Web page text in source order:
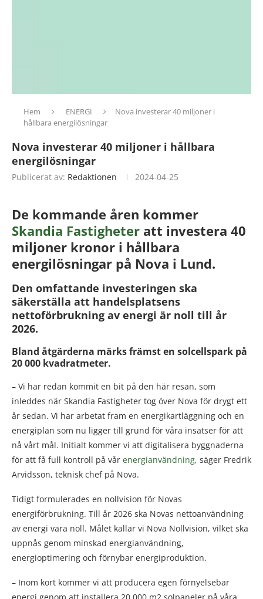
Hem ENERGI
Nova investerar 40 miljoner i
hållbara energilösningar
Nova investerar 40 miljoner i hållbara
energilösningar
Publicerat av: Redaktionen 2024-04-25
De kommande åren kommer
Skandia Fastigheter att investera 40
miljoner kronor i hållbara
energilösningar på Nova i Lund.
Den omfattande investeringen ska
säkerställa att handelsplatsens
nettoförbrukning av energi är noll till år
2026.
Bland åtgärderna märks främst en solcellspark på
20 000 kvadratmeter.
– Vi har redan kommit en bit på den här resan, som
inleddes när Skandia Fastigheter tog över Nova för drygt ett
år sedan. Vi har arbetat fram en energikartläggning och en
energiplan som nu ligger till grund för våra insatser för att
nå vårt mål. Initialt kommer vi att digitalisera byggnaderna
för att få full kontroll på vår energianvändning, säger Fredrik
Arvidsson, teknisk chef på Nova.
Tidigt formulerades en nollvision för Novas
energiförbrukning. Till år 2026 ska Novas nettoanvändning
av energi vara noll. Målet kallar vi Nova Nollvision, vilket ska
uppnås genom minskad energianvändning,
energioptimering och förnybar energiproduktion.
– Inom kort kommer vi att producera egen förnyelsebar